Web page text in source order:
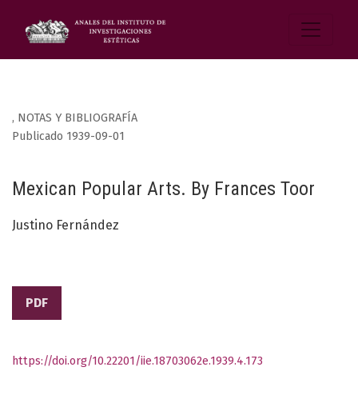
, NOTAS Y BIBLIOGRAFÍA
Mexican Popular Arts. By Frances Toor
Publicado 1939-09-01
Justino Fernández
PDF
https://doi.org/10.22201/iie.18703062e.1939.4.173